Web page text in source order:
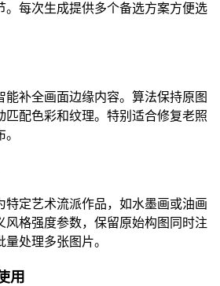
。每次生成提供多个备选方案方便选
能补全画面边缘内容。算法保持原图
匹配色彩和纹理。特别适合修复老照
特定艺术流派作品，如水墨画或油画
风格强度参数，保留原始构图同时注
处理多张图片。
用